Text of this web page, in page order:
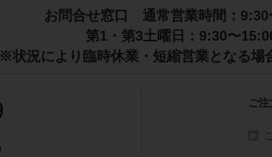
お問合せ窓口 通常営業時間：9:30
第1・第3土曜日：9:30〜
※状況により臨時休業・短縮営業となる場
ご